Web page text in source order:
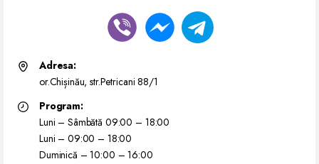
Adresa:
or.Chișinău, str.Petricani 88/1
Program:
Luni – Sâmbătă 09:00 – 18:00
Luni – 09:00 – 18:00
Duminică – 10:00 – 16:00